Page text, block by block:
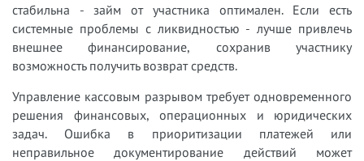
стабильна - займ от участника оптимален. Если есть
системные проблемы с ликвидностью - лучше привлечь
внешнее финансирование, сохранив участнику
возможность получить возврат средств.
Управление кассовым разрывом требует одновременного
решения финансовых, операционных и юридических
задач. Ошибка в приоритизации платежей или
неправильное документирование действий может